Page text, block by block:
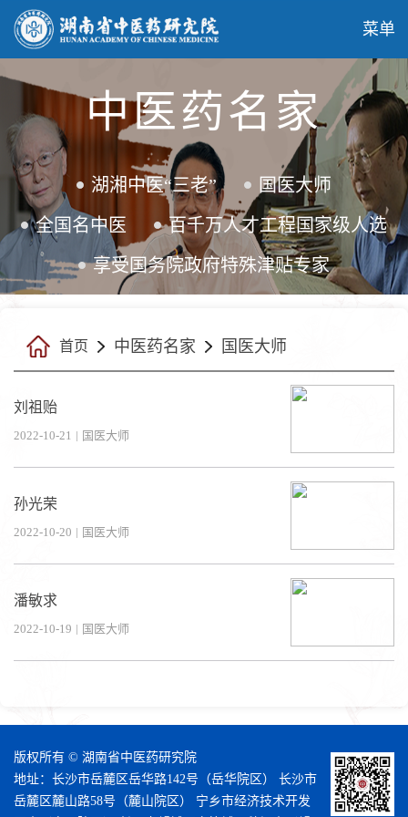
菜单
中医药名家
湖湘中医“三老”
国医大师
全国名中医
百千万人才工程国家级人选
享受国务院政府特殊津贴专家
首页 中医药名家 国医大师
刘祖贻
2022-10-21 | 国医大师
孙光荣
2022-10-20 | 国医大师
潘敏求
2022-10-19 | 国医大师
版权所有 © 湖南省中医药研究院
地址：长沙市岳麓区岳华路142号（岳华院区） 长沙市
岳麓区麓山路58号（麓山院区） 宁乡市经济技术开发